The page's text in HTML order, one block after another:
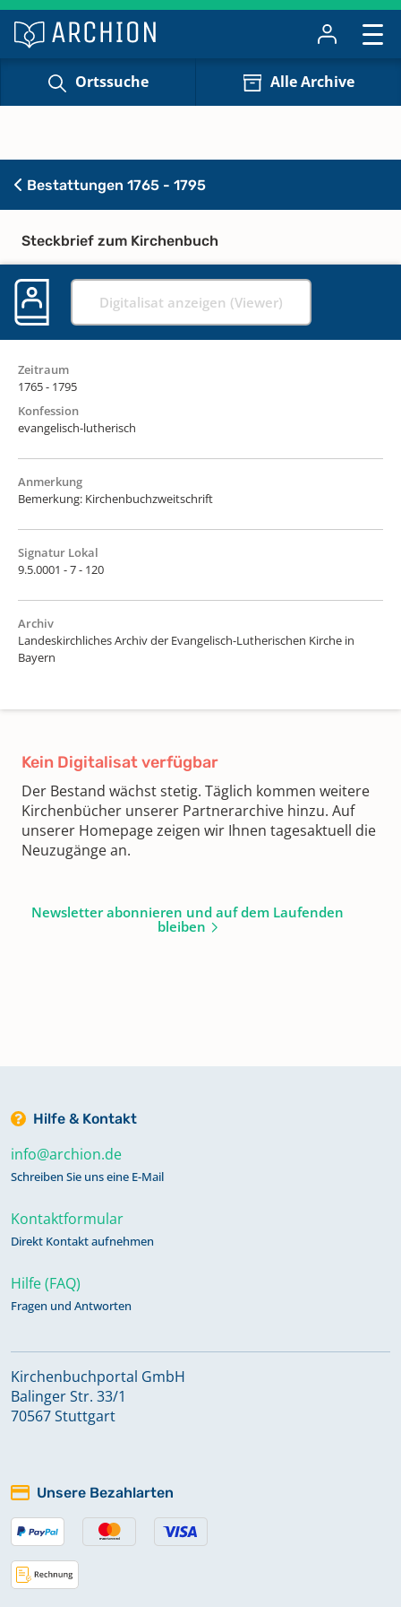
Ortssuche Alle Archive
Bestattungen 1765 - 1795
Steckbrief zum Kirchenbuch
Digitalisat anzeigen (Viewer)
Zeitraum
1765 - 1795
Konfession
evangelisch-lutherisch
Anmerkung
Bemerkung: Kirchenbuchzweitschrift
Signatur Lokal
9.5.0001 - 7 - 120
Archiv
Landeskirchliches Archiv der Evangelisch-Lutherischen Kirche in
Bayern
Kein Digitalisat verfügbar
Der Bestand wächst stetig. Täglich kommen weitere
Kirchenbücher unserer Partnerarchive hinzu. Auf
unserer Homepage zeigen wir Ihnen tagesaktuell die
Neuzugänge an.
Newsletter abonnieren und auf dem Laufenden
bleiben
Hilfe & Kontakt
info@archion.de
Schreiben Sie uns eine E-Mail
Kontaktformular
Direkt Kontakt aufnehmen
Hilfe (FAQ)
Fragen und Antworten
Kirchenbuchportal GmbH
Balinger Str. 33/1
70567 Stuttgart
Unsere Bezahlarten